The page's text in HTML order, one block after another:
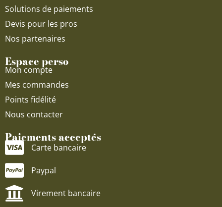
Solutions de paiements
Devis pour les pros
Nos partenaires
Espace perso
Mon compte
Mes commandes
Points fidélité
Nous contacter
Paiements acceptés
Carte bancaire
Paypal
Virement bancaire